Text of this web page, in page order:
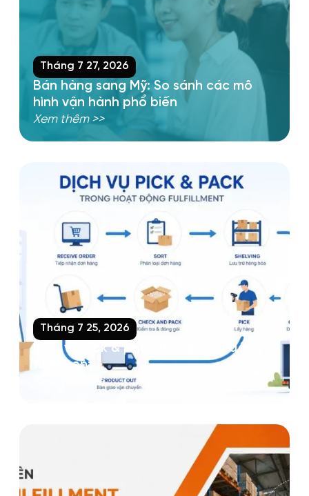
Tháng 7 27, 2026
Bán hàng sang Mỹ: So sánh các mô
hình vận hành phổ biến
Xem thêm >>
Tháng 7 25, 2026
Dịch vụ pick & pack trong hoạt động
fulfillment
Xem thêm >>